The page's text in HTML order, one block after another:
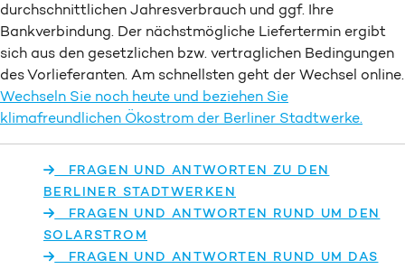
durchschnittlichen Jahresverbrauch und ggf. Ihre
Bankverbindung. Der nächstmögliche Liefertermin ergibt
sich aus den gesetzlichen bzw. vertraglichen Bedingungen
des Vorlieferanten. Am schnellsten geht der Wechsel online.
Wechseln Sie noch heute und beziehen Sie
klimafreundlichen Ökostrom der Berliner Stadtwerke.
FRAGEN UND ANTWORTEN ZU DEN
BERLINER STADTWERKEN
FRAGEN UND ANTWORTEN RUND UM DEN
SOLARSTROM
FRAGEN UND ANTWORTEN RUND UM DAS